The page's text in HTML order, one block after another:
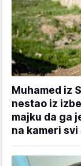
Muhamed iz
nestao iz
majku da ga
na kameri